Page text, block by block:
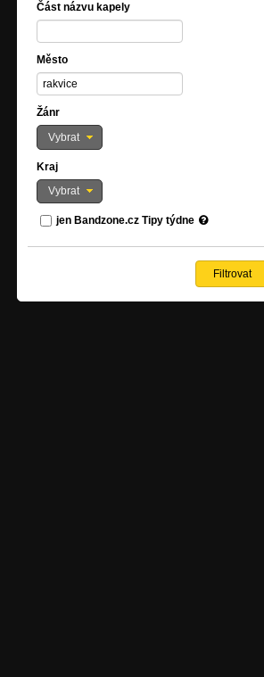
Část názvu kapely
Město
Žánr
Vybrat
Kraj
Vybrat
jen Bandzone.cz Tipy týdne